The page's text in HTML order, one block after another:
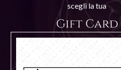
scegli la tua
Gift Card